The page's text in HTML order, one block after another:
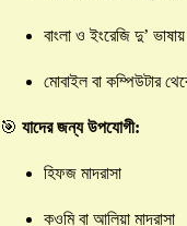
বাংলা ও ইংরেজি দু’
মোবাইল বা কম্পিউটার
🎯 যাদের জন্য উপযোগী:
হিফজ মাদরাসা
কওমি বা আলিয়া মাদরাসা